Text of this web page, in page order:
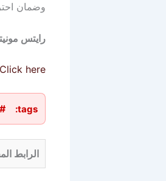
وضمان
رايتس
Click here
tags:
الرابط